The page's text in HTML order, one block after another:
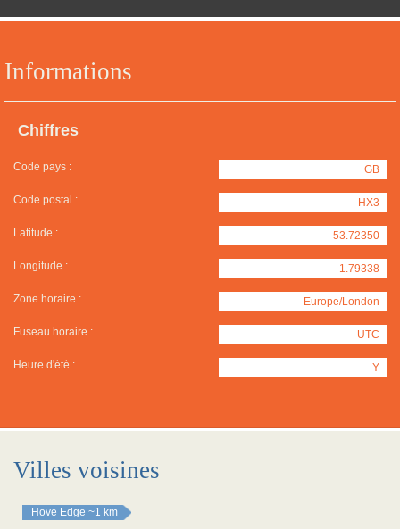
Informations
Chiffres
Code pays : GB
Code postal : HX3
Latitude : 53.72350
Longitude : -1.79338
Zone horaire : Europe/London
Fuseau horaire : UTC
Heure d'été : Y
Villes voisines
Hove Edge ~1 km